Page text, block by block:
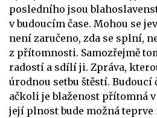
posledního jsou
v budoucím čase. Mohou se
není zaručeno, zda se splní,
z přítomnosti. Samozřejmě
radostí a sdílí ji. Zpráva,
úrodnou setbu štěstí. Budoucí
ačkoli je blaženost přítomná
její plnost bude možná